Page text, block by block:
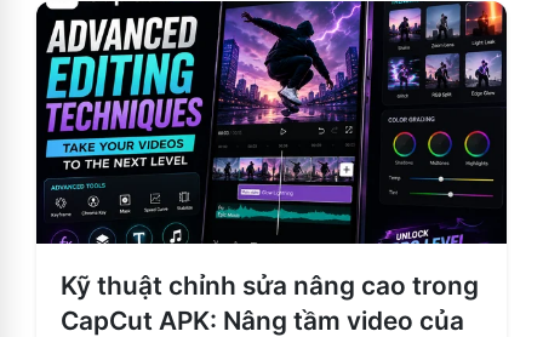
Kỹ thuật chỉnh sửa nâng cao trong
CapCut APK: Nâng tầm video của